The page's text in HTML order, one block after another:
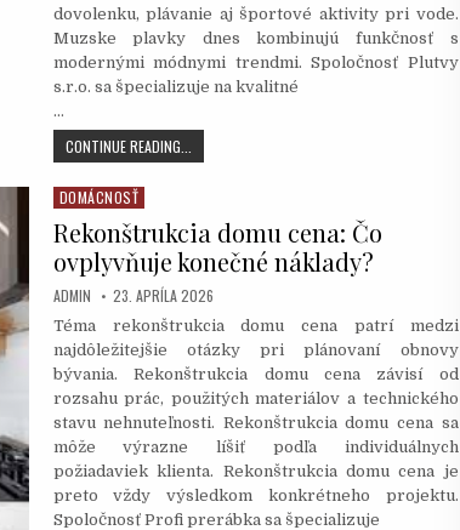
dovolenku, plávanie aj športové aktivity pri vode.
Muzske plavky dnes kombinujú funkčnosť s
modernými módnymi trendmi. Spoločnosť Plutvy
s.r.o. sa špecializuje na kvalitné
…
CONTINUE READING...
PLAVKY:
A
KVALITA
NA
LETO
Posted
in
DOMÁCNOSŤ
Rekonštrukcia domu cena: Čo
ovplyvňuje konečné náklady?
AUTHOR:
ADMIN PUBLISHED
DATE:
23. APRÍLA 2026
Téma rekonštrukcia domu cena patrí medzi
najdôležitejšie otázky pri plánovaní obnovy
bývania. Rekonštrukcia domu cena závisí od
rozsahu prác, použitých materiálov a technického
stavu nehnuteľnosti. Rekonštrukcia domu cena sa
môže výrazne líšiť podľa individuálnych
požiadaviek klienta. Rekonštrukcia domu cena je
preto vždy výsledkom konkrétneho projektu.
Spoločnosť Profi prerábka sa špecializuje